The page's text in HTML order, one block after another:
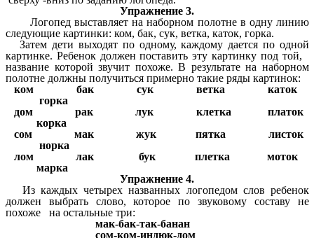
Упражнение 3.
Логопед выставляет на наборном полотне в одну линию
следующие картинки: ком, бак, сук, ветка, каток, горка.
Затем дети выходят по одному, каждому дается по одной
картинке. Ребенок должен поставить эту картинку под той,
название которой звучит похоже. В результате на наборном
полотне должны получиться примерно такие ряды картинок:
ком бак сук ветка каток
горка
дом рак лук клетка платок
корка
сом мак жук пятка листок
норка
лом лак бук плетка моток
марка
Упражнение 4.
Из каждых четырех названных логопедом слов ребенок
должен выбрать слово, которое по звуковому составу не
похоже на остальные три:
мак-бак-так-банан
сом-ком-индюк-дом